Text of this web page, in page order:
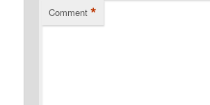
Comment *